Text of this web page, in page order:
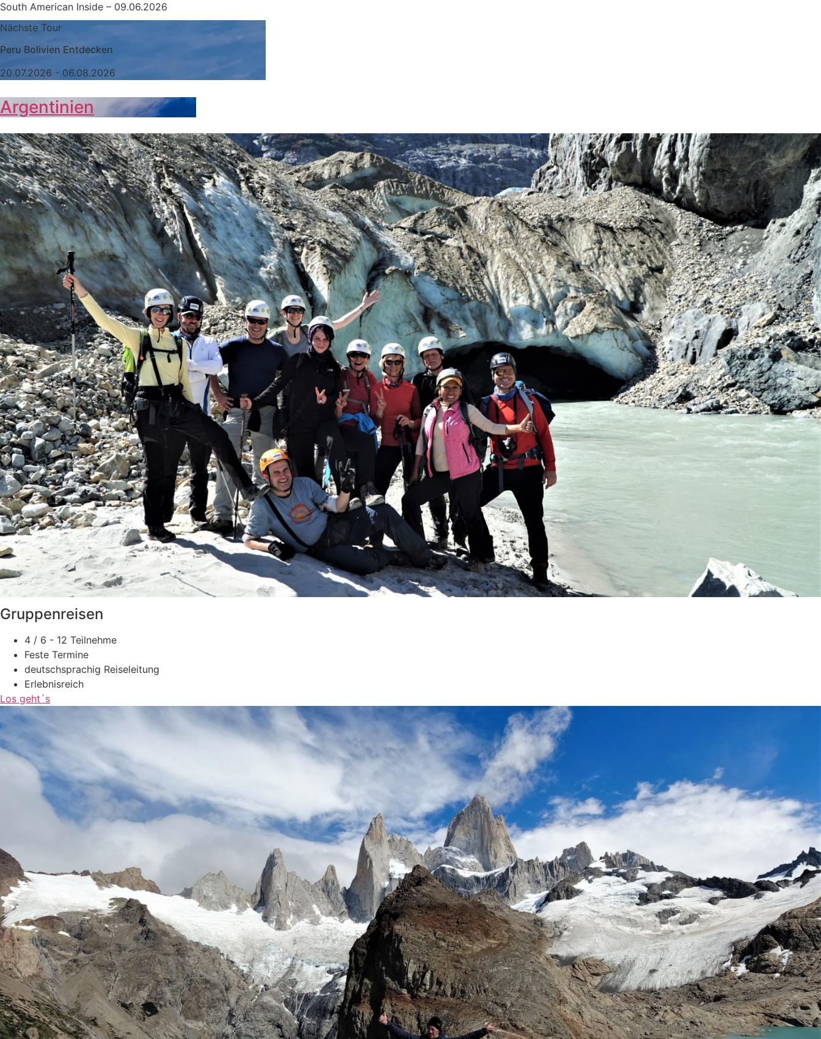
South American Inside – 09.06.2026
Nächste Tour
Peru Bolivien Entdecken
20.07.2026 - 06.08.2026
Argentinien
Gruppenreisen
4 / 6 - 12 Teilnehme
Feste Termine
deutschsprachig Reiseleitung
Erlebnisreich
Los geht´s